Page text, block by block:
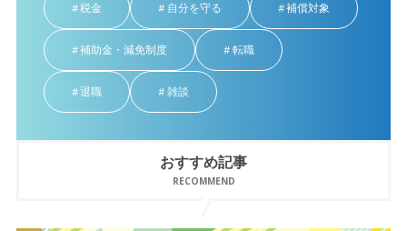
税金 自分を守る 補償対象
補助金・減免制度 転職
退職 雑談
おすすめ記事
RECOMMEND